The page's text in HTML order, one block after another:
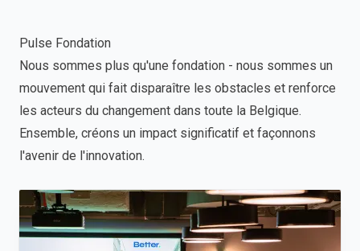
Pulse Fondation
Nous sommes plus qu'une fondation - nous sommes un
mouvement qui fait disparaître les obstacles et renforce
les acteurs du changement dans toute la Belgique.
Ensemble, créons un impact significatif et façonnons
l'avenir de l'innovation.